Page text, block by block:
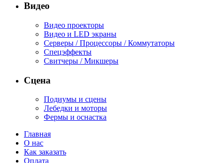
Видео
Видео проекторы
Видео и LED экраны
Серверы / Процессоры / Коммутаторы
Спецэффекты
Свитчеры / Микшеры
Сцена
Подиумы и сцены
Лебедки и моторы
Фермы и оснастка
Главная
О нас
Как заказать
Оплата